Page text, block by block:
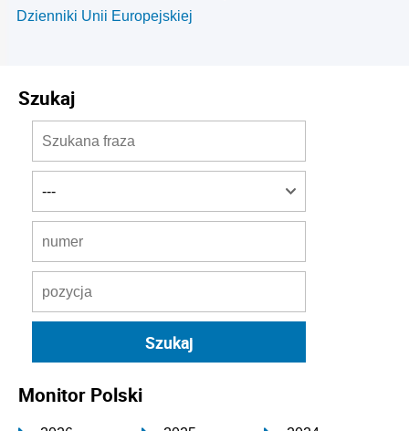
Dzienniki Unii Europejskiej
Szukaj
Monitor Polski